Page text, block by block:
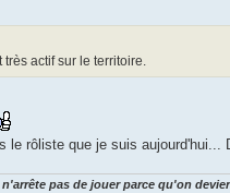
très actif sur le territoire.
le rôliste que je suis
n'arrête pas de jouer parce qu'on